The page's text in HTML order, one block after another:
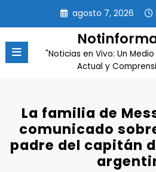
contenido
agosto 7, 2026
"Noticias en Vivo: Un
Actual y
La familia de
comunicado
padre del capitán